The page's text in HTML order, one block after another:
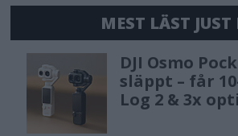
MEST LÄST JUST
DJI Osmo
släppt – får
Log 2 & 3x